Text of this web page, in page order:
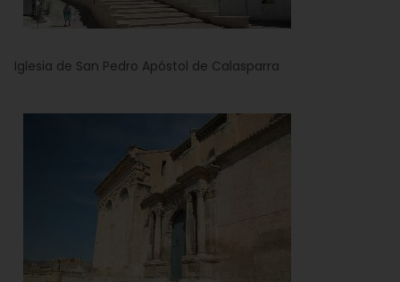
Iglesia de San Pedro Apóstol de Calasparra